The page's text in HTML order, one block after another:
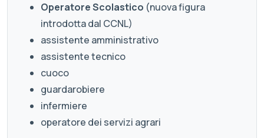
Operatore Scolastico (nuova figura
introdotta dal CCNL)
assistente amministrativo
assistente tecnico
cuoco
guardarobiere
infermiere
operatore dei servizi agrari